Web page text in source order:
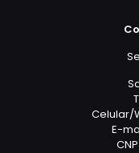
Celular/
E-